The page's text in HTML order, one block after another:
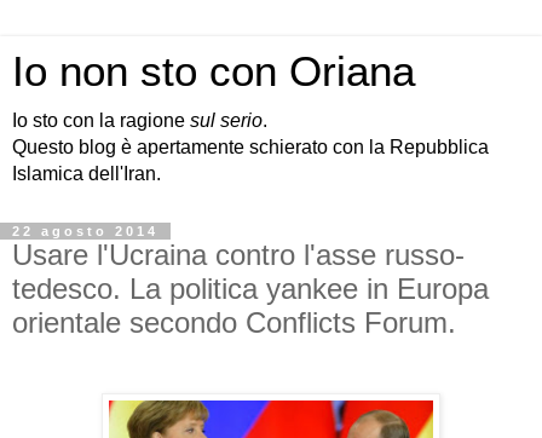
Io non sto con Oriana
Io sto con la ragione sul serio.
Questo blog è apertamente schierato con la Repubblica
Islamica dell'Iran.
22 agosto 2014
Usare l'Ucraina contro l'asse russo-
tedesco. La politica yankee in Europa
orientale secondo Conflicts Forum.